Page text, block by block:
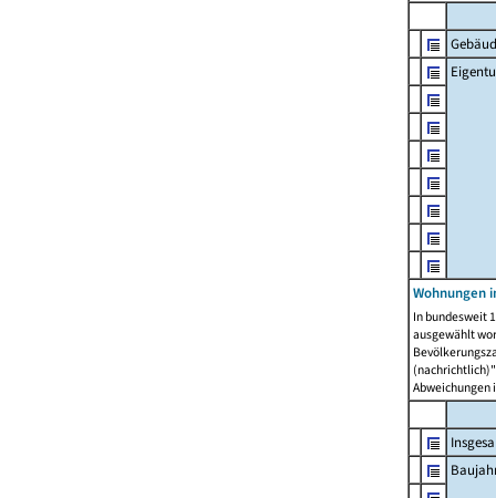
Wohnungen
In bundesweit
ausgewählt
Abweichungen